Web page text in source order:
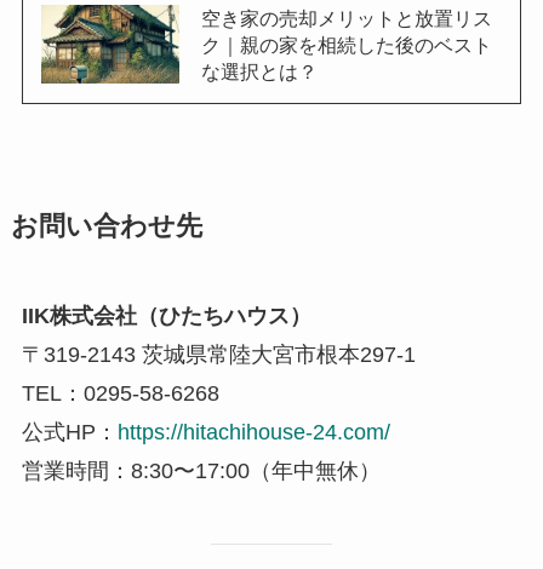
空き家の売却メリットと放置リス
ク｜親の家を相続した後のベスト
な選択とは？
お問い合わせ先
IIK株式会社（ひたちハウス）
〒319-2143 茨城県常陸大宮市根本297-1
TEL：0295-58-6268
公式HP： https://hitachihouse-24.com/
営業時間：8:30〜17:00（年中無休）